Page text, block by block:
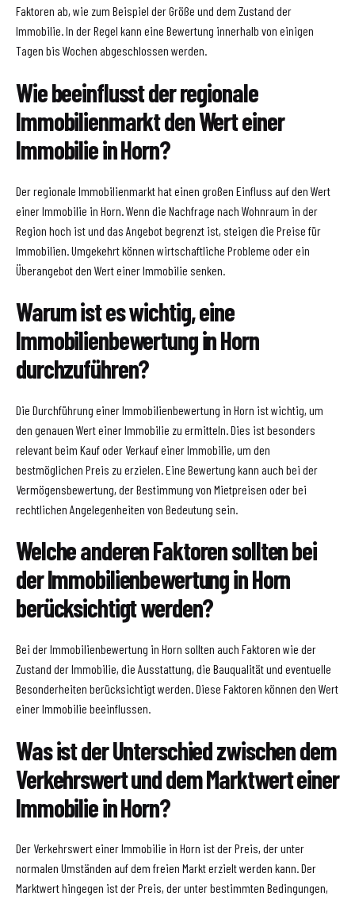
Faktoren ab, wie zum Beispiel der Größe und dem Zustand der
Immobilie. In der Regel kann eine Bewertung innerhalb von einigen
Tagen bis Wochen abgeschlossen werden.
Wie beeinflusst der regionale
Immobilienmarkt den Wert einer
Immobilie in Horn?
Der regionale Immobilienmarkt hat einen großen Einfluss auf den Wert
einer Immobilie in Horn. Wenn die Nachfrage nach Wohnraum in der
Region hoch ist und das Angebot begrenzt ist, steigen die Preise für
Immobilien. Umgekehrt können wirtschaftliche Probleme oder ein
Überangebot den Wert einer Immobilie senken.
Warum ist es wichtig, eine
Immobilienbewertung in Horn
durchzuführen?
Die Durchführung einer Immobilienbewertung in Horn ist wichtig, um
den genauen Wert einer Immobilie zu ermitteln. Dies ist besonders
relevant beim Kauf oder Verkauf einer Immobilie, um den
bestmöglichen Preis zu erzielen. Eine Bewertung kann auch bei der
Vermögensbewertung, der Bestimmung von Mietpreisen oder bei
rechtlichen Angelegenheiten von Bedeutung sein.
Welche anderen Faktoren sollten bei
der Immobilienbewertung in Horn
berücksichtigt werden?
Bei der Immobilienbewertung in Horn sollten auch Faktoren wie der
Zustand der Immobilie, die Ausstattung, die Bauqualität und eventuelle
Besonderheiten berücksichtigt werden. Diese Faktoren können den Wert
einer Immobilie beeinflussen.
Was ist der Unterschied zwischen dem
Verkehrswert und dem Marktwert einer
Immobilie in Horn?
Der Verkehrswert einer Immobilie in Horn ist der Preis, der unter
normalen Umständen auf dem freien Markt erzielt werden kann. Der
Marktwert hingegen ist der Preis, der unter bestimmten Bedingungen,